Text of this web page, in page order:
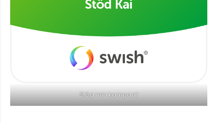
Stöd min kampanj!